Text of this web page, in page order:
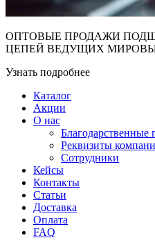
ОПТОВЫЕ ПРОДАЖИ
ЦЕПЕЙ ВЕДУЩИХ
Узнать подробнее
Каталог
Акции
О нас
Благодарственные
Реквизиты
Сотрудники
Кейсы
Контакты
Статьи
Доставка
Оплата
FAQ